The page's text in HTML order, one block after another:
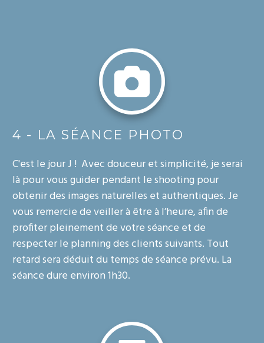
4 - LA SÉANCE PHOTO
C'est le jour J ! Avec douceur et simplicité, je serai
là pour vous guider pendant le shooting pour
obtenir des images naturelles et authentiques. Je
vous remercie de veiller à être à l’heure, afin de
profiter pleinement de votre séance et de
respecter le planning des clients suivants. Tout
retard sera déduit du temps de séance prévu. La
séance dure environ 1h30.